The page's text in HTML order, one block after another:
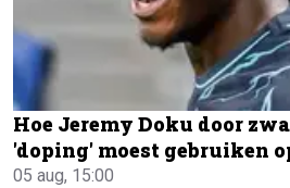
Hoe Jeremy Doku door
'doping' moest gebruiken
05 aug, 15:00